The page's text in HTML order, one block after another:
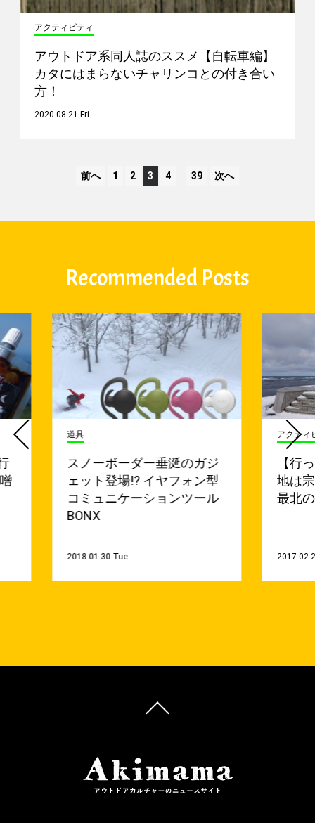
アクティビティ
アウトドア系同人誌のススメ【自転車編】
カタにはまらないチャリンコとの付き合い
方！
2020.08.21 Fri
前へ 1 2 3 4 39 次へ
Recommended Posts
道具
スノーボーダー垂涎のガジ
ェット登場!? イヤフォン型
コミュニケーションツール
BONX
2018.01.30 Tue
アクティ
【行
地は
最北